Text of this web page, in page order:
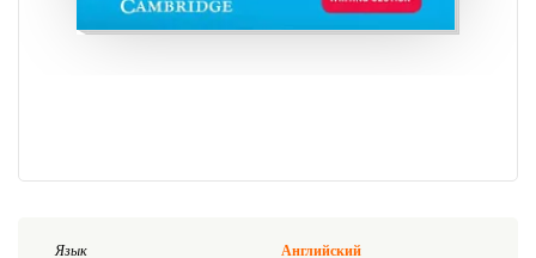
Язык Английский